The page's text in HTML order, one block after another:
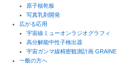
原子核乾板
写真乳剤開発
広がる応用
宇宙線ミューオンラジオグラフィ
高分解能中性子検出器
宇宙ガンマ線精密観測計画 GRAINE
一般の方へ